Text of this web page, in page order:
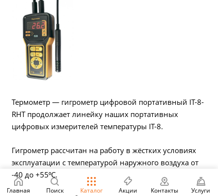
Термометр — гигрометр цифровой портативный IT-8-
RHT продолжает линейку наших портативных
цифровых измерителей температуры IT-8.
Гигрометр рассчитан на работу в жёстких условиях
эксплуатации с температурой наружного воздуха от
-40 до +55⁰С.
Главная Поиск Каталог Акции Контакты Услуги